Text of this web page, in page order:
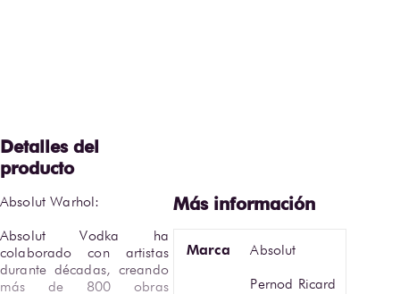
Absolut Warhol:
Absolut Vodka ha
colaborado con artistas
durante décadas, creando
más de 800 obras
Marca Absolut
Pernod Ricard